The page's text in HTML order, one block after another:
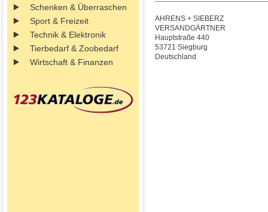
Schenken & Überraschen
Sport & Freizeit
Technik & Elektronik
Tierbedarf & Zoobedarf
Wirtschaft & Finanzen
AHRENS + SIEBERZ
VERSANDGÄRTNER
Hauptstraße 440
53721 Siegburg
Deutschland